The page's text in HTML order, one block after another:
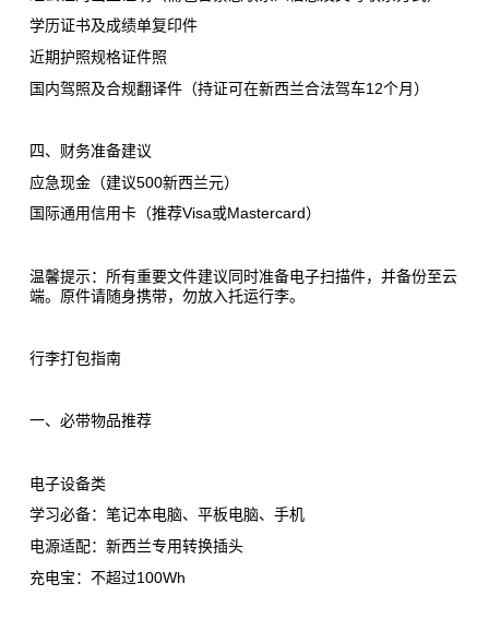
学历证书及成绩单复印件
近期护照规格证件照
国内驾照及合规翻译件（持证可在新西兰合法驾车12个月）
四、财务准备建议
应急现金（建议500新西兰元）
国际通用信用卡（推荐Visa或Mastercard）
温馨提示：所有重要文件建议同时准备电子扫描件，并备份至云
端。原件请随身携带，勿放入托运行李。
行李打包指南
一、必带物品推荐
电子设备类
学习必备：笔记本电脑、平板电脑、手机
电源适配：新西兰专用转换插头
充电宝：不超过100Wh